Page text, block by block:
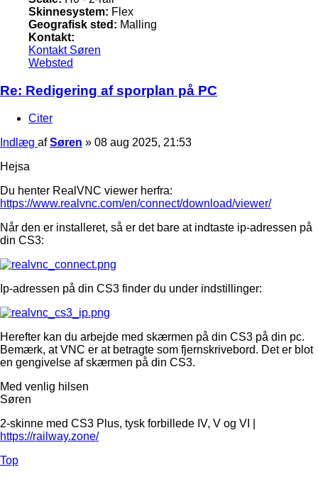
Skinnesystem: Flex
Geografisk sted: Malling
Kontakt:
Kontakt Søren
Websted
Re: Redigering af sporplan på PC
Citer
Indlæg afSøren » 08 aug 2025, 21:53
Hejsa
Du henter RealVNC viewer herfra:
https://www.realvnc.com/en/connect/download/viewer/
Når den er installeret, så er det bare at indtaste ip-adressen på
din CS3:
Ip-adressen på din CS3 finder du under indstillinger:
Herefter kan du arbejde med skærmen på din CS3 på din pc.
Bemærk, at VNC er at betragte som fjernskrivebord. Det er blot
en gengivelse af skærmen på din CS3.
Med venlig hilsen
Søren
2-skinne med CS3 Plus, tysk forbillede IV, V og VI |
https://railway.zone/
Top